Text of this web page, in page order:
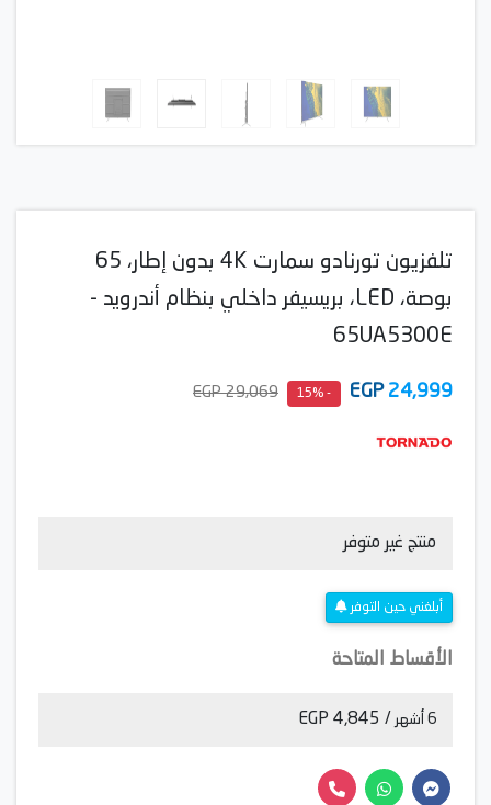
تلفزيون تورنادو سمارت 4K بدون إطار، 65
بوصة، LED، بريسيفر داخلي بنظام أندرويد -
65UA5300E
24,999
EGP
- 15%
29,069 EGP
منتج غير متوفر
أبلغني حين التوفر
الأقساط المتاحة
6 أشهر / 4,845 EGP